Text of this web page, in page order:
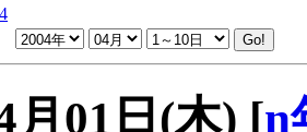
月01日(木) [n